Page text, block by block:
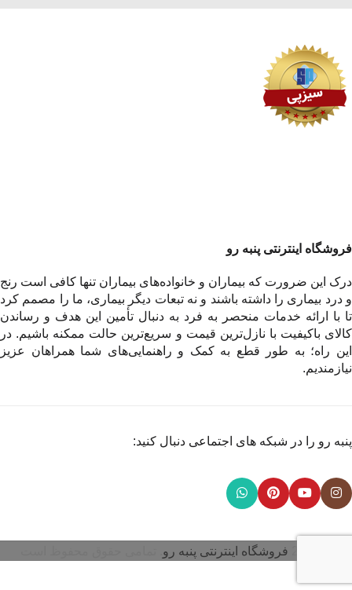
فروشگاه اینترنتی پنبه رو
درک این ضرورت که بیماران و خانواده‌های بیماران تنها کافی است رنج
و درد بیماری را داشته باشند و نه تبعات دیگر بیماری، ما را مصمم کرد
تا با ارائه خدمات منحصر به فرد به دنبال تأمین این هدف و رساندن
کالای باکیفیت با نازل‌ترین قیمت و سریع‌ترین حالت ممکنه باشیم. در
این راه؛ به طور قطع به کمک و راهنمایی‌های شما همراهان عزیز
نیازمندیم.
پنبه رو را در شبکه های اجتماعی دنبال کنید:
فروشگاه اینترنتی پنبه رو